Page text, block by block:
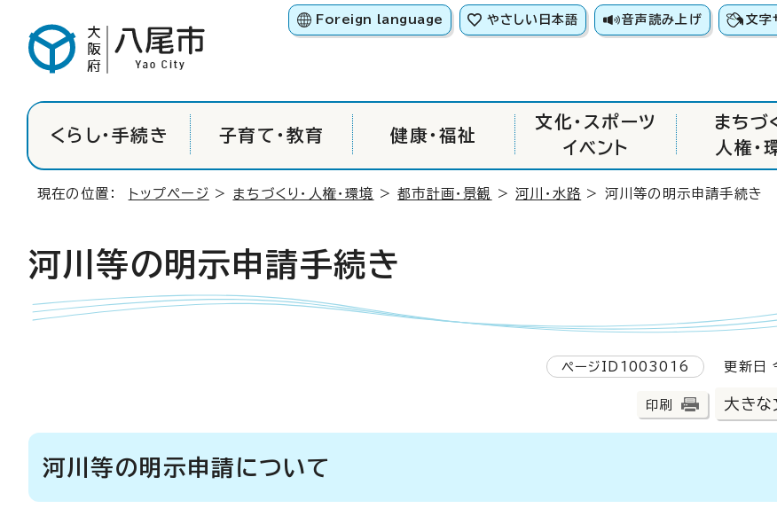
Foreign language やさしい日本語 音声読み上げ 文字
くらし・手続き 子育て・教育 健康・福祉
文化・スポーツ
イベント
まちづ
人権・
現在の位置： トップページ > まちづくり・人権・環境 >都市計画・景観 >河川・水路 > 河川等の明示申請手続き
河川等の明示申請手続き
ページID1003016 更新日
印刷 大きな
河川等の明示申請について